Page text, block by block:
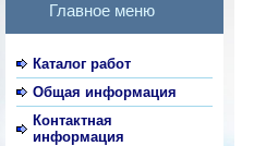
Главное меню
Каталог работ
Общая информация
Контактная
информация